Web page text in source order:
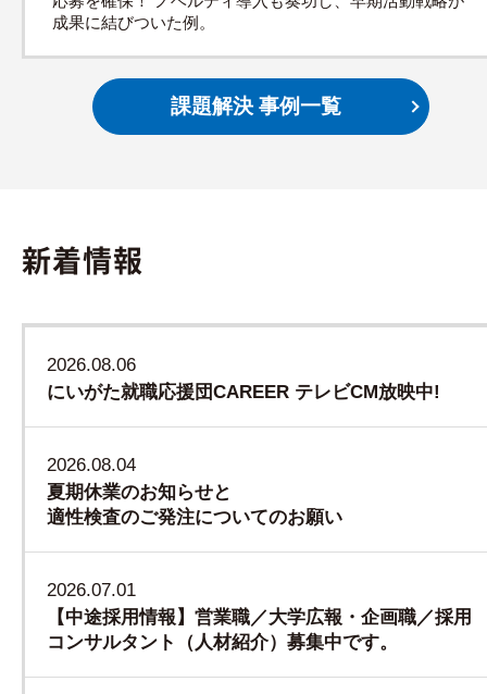
成果に結びついた例。
課題解決 事例一覧
新着情報
2026.08.06
にいがた就職応援団CAREER テレビCM放映中!
2026.08.04
夏期休業のお知らせと
適性検査のご発注についてのお願い
2026.07.01
【中途採用情報】営業職／大学広報・企画職／採用
コンサルタント（人材紹介）募集中です。